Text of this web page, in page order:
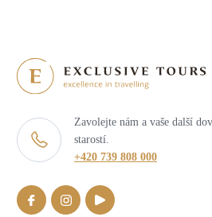
Zavolejte nám a vaše další
starostí.
+420 739 808 000